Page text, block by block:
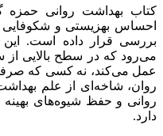
کتاب بهداشت روانی حمزه
احساس بهزیستی و
بررسی قرار داده است.
می‌رود که در سطح بالایی از
عمل می‌کند، نه کسی که
روان، شاخه‌ای از علم
روانی و حفظ شیوه‌های
دارد.